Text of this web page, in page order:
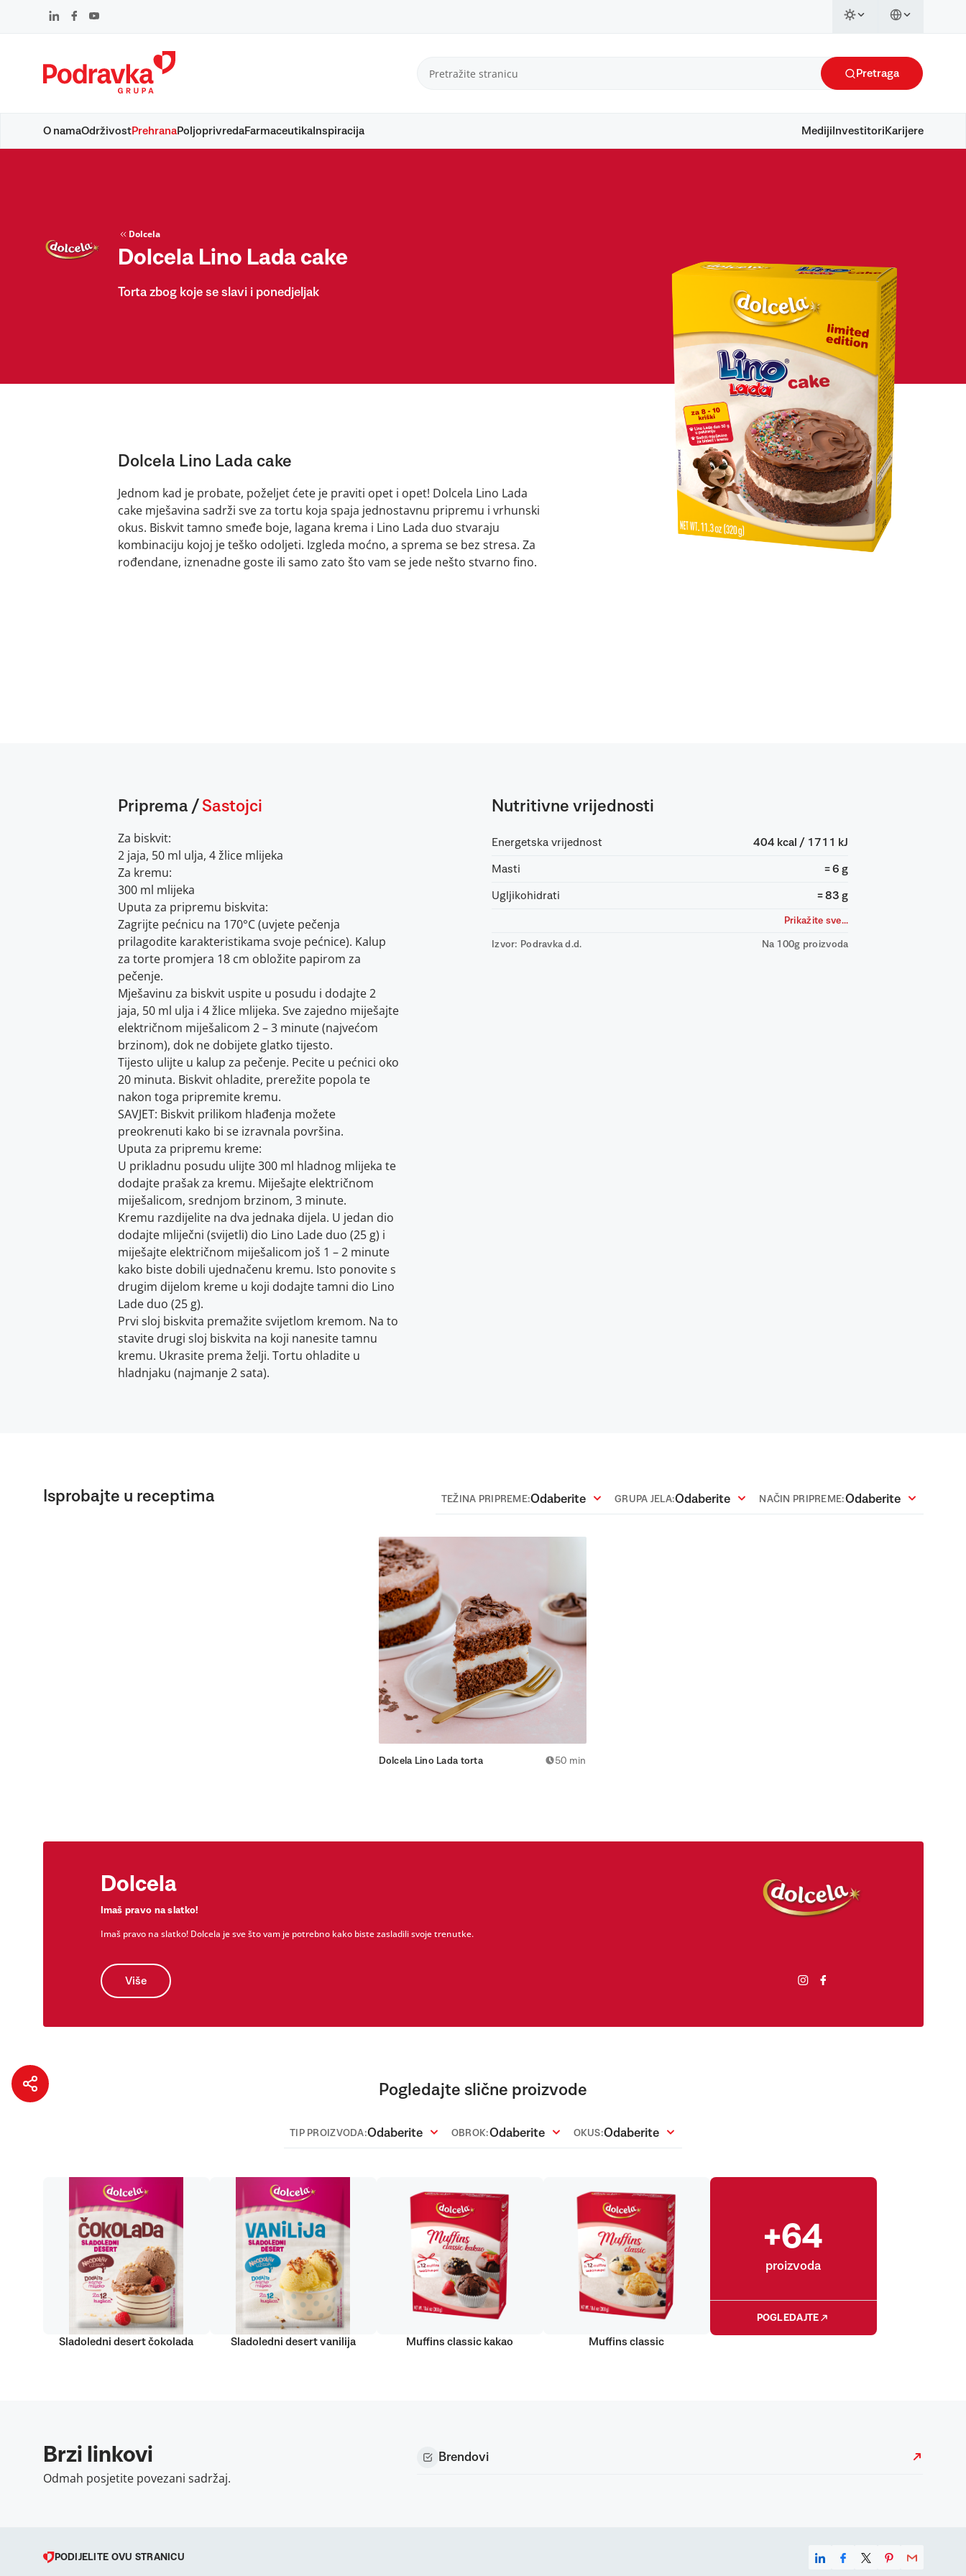
Pretraga
O namaOdrživostPrehranaPoljoprivredaFarmaceutikaInspiracija Mediji Investitori Karijere
Dolcela
Dolcela Lino Lada cake
Torta zbog koje se slavi i ponedjeljak
Dolcela Lino Lada cake
Jednom kad je probate, poželjet ćete je praviti opet i opet! Dolcela Lino Lada
cake mješavina sadrži sve za tortu koja spaja jednostavnu pripremu i vrhunski
okus. Biskvit tamno smeđe boje, lagana krema i Lino Lada duo stvaraju
kombinaciju kojoj je teško odoljeti. Izgleda moćno, a sprema se bez stresa. Za
rođendane, iznenadne goste ili samo zato što vam se jede nešto stvarno fino.
Priprema / Sastojci
Za biskvit:
2 jaja, 50 ml ulja, 4 žlice mlijeka
Za kremu:
300 ml mlijeka
Uputa za pripremu biskvita:
Zagrijte pećnicu na 170°C (uvjete pečenja
prilagodite karakteristikama svoje pećnice). Kalup
za torte promjera 18 cm obložite papirom za
pečenje.
Mješavinu za biskvit uspite u posudu i dodajte 2
jaja, 50 ml ulja i 4 žlice mlijeka. Sve zajedno miješajte
električnom miješalicom 2 – 3 minute (najvećom
brzinom), dok ne dobijete glatko tijesto.
Tijesto ulijte u kalup za pečenje. Pecite u pećnici oko
20 minuta. Biskvit ohladite, prerežite popola te
nakon toga pripremite kremu.
SAVJET: Biskvit prilikom hlađenja možete
preokrenuti kako bi se izravnala površina.
Uputa za pripremu kreme:
U prikladnu posudu ulijte 300 ml hladnog mlijeka te
dodajte prašak za kremu. Miješajte električnom
miješalicom, srednjom brzinom, 3 minute.
Kremu razdijelite na dva jednaka dijela. U jedan dio
dodajte mliječni (svijetli) dio Lino Lade duo (25 g) i
miješajte električnom miješalicom još 1 – 2 minute
kako biste dobili ujednačenu kremu. Isto ponovite s
drugim dijelom kreme u koji dodajte tamni dio Lino
Lade duo (25 g).
Prvi sloj biskvita premažite svijetlom kremom. Na to
stavite drugi sloj biskvita na koji nanesite tamnu
kremu. Ukrasite prema želji. Tortu ohladite u
hladnjaku (najmanje 2 sata).
Nutritivne vrijednosti
Energetska vrijednost 404 kcal / 1711 kJ
Masti = 6 g
Ugljikohidrati = 83 g
Prikažite sve...
Izvor: Podravka d.d. Na 100g proizvoda
Isprobajte u receptima TEŽINA PRIPREME:Odaberite GRUPA JELA:Odaberite NAČIN PRIPREME:Odaberite
Dolcela Lino Lada torta 50 min
Dolcela
Imaš pravo na slatko!
Imaš pravo na slatko! Dolcela je sve što vam je potrebno kako biste zasladili svoje trenutke.
Više
Pogledajte slične proizvode
TIP PROIZVODA:Odaberite OBROK:Odaberite OKUS:Odaberite
Sladoledni desert čokolada Sladoledni desert vanilija Muffins classic kakao Muffins classic
+64
proizvoda
POGLEDAJTE
Brzi linkovi
Odmah posjetite povezani sadržaj.
Brendovi
PODIJELITE OVU STRANICU